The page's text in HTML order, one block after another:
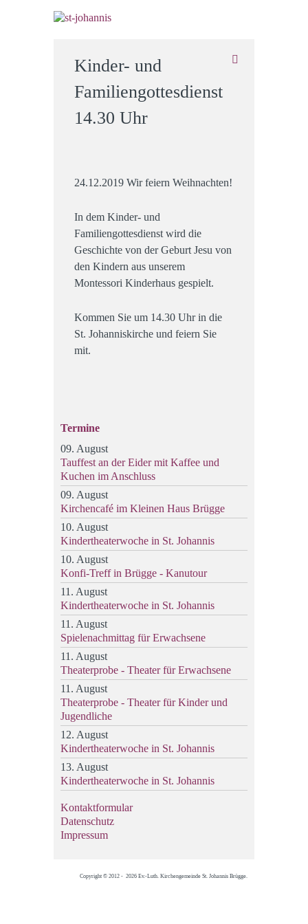
Kinder- und
Familiengottesdienst
14.30 Uhr
24.12.2019 Wir feiern Weihnachten!
In dem Kinder- und
Familiengottesdienst wird die
Geschichte von der Geburt Jesu von
den Kindern aus unserem
Montessori Kinderhaus gespielt.
Kommen Sie um 14.30 Uhr in die
St. Johanniskirche und feiern Sie
mit.
Termine
09. August
Tauffest an der Eider mit Kaffee und
Kuchen im Anschluss
09. August
Kirchencafé im Kleinen Haus Brügge
10. August
Kindertheaterwoche in St. Johannis
10. August
Konfi-Treff in Brügge - Kanutour
11. August
Kindertheaterwoche in St. Johannis
11. August
Spielenachmittag für Erwachsene
11. August
Theaterprobe - Theater für Erwachsene
11. August
Theaterprobe - Theater für Kinder und
Jugendliche
12. August
Kindertheaterwoche in St. Johannis
13. August
Kindertheaterwoche in St. Johannis
Kontaktformular
Datenschutz
Impressum
Copyright © 2012 - 2026 Ev.-Luth. Kirchengemeinde St. Johannis Brügge.